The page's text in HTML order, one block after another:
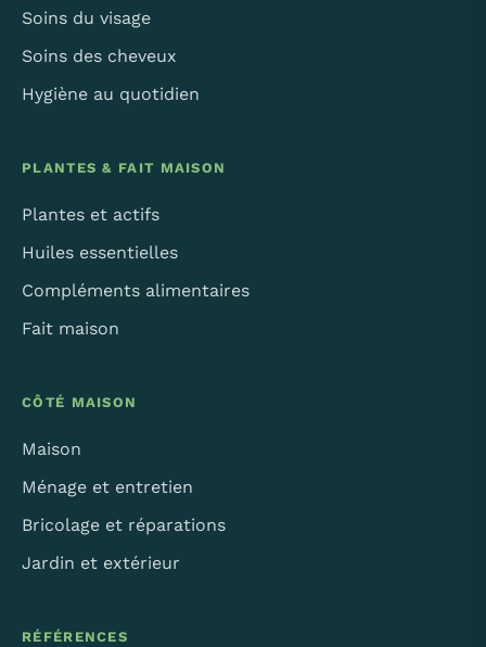
Soins du visage
Soins des cheveux
Hygiène au quotidien
PLANTES & FAIT MAISON
Plantes et actifs
Huiles essentielles
Compléments alimentaires
Fait maison
CÔTÉ MAISON
Maison
Ménage et entretien
Bricolage et réparations
Jardin et extérieur
RÉFÉRENCES